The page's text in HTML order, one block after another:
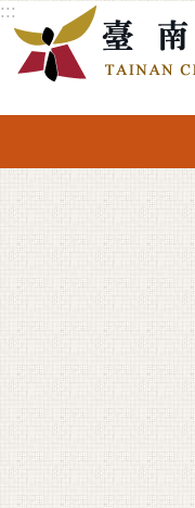
跳到主要內容區塊
:::